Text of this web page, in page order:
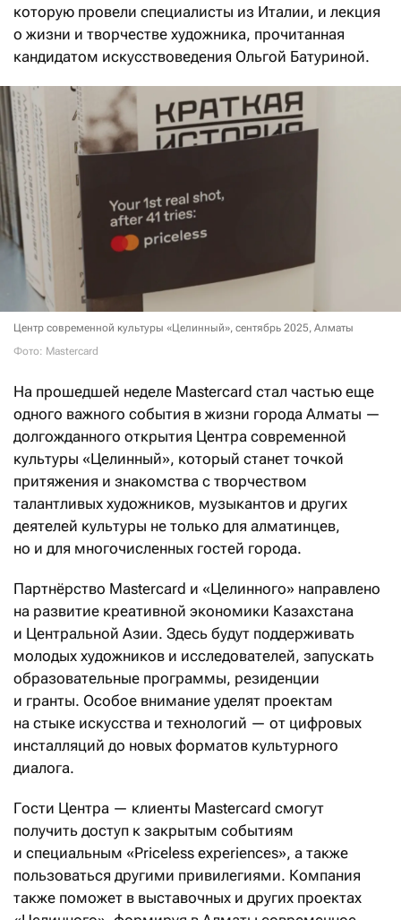
которую провели специалисты из Италии, и лекция
о жизни и творчестве художника, прочитанная
кандидатом искусствоведения Ольгой Батуриной.
Центр современной культуры «Целинный», сентябрь 2025, Алматы
Фото: Mastercard
На прошедшей неделе Mastercard стал частью еще
одного важного события в жизни города Алматы —
долгожданного открытия Центра современной
культуры «Целинный», который станет точкой
притяжения и знакомства с творчеством
талантливых художников, музыкантов и других
деятелей культуры не только для алматинцев,
но и для многочисленных гостей города.
Партнёрство Mastercard и «Целинного» направлено
на развитие креативной экономики Казахстана
и Центральной Азии. Здесь будут поддерживать
молодых художников и исследователей, запускать
образовательные программы, резиденции
и гранты. Особое внимание уделят проектам
на стыке искусства и технологий — от цифровых
инсталляций до новых форматов культурного
диалога.
Гости Центра — клиенты Mastercard смогут
получить доступ к закрытым событиям
и специальным «Priceless experiences», а также
пользоваться другими привилегиями. Компания
также поможет в выставочных и других проектах